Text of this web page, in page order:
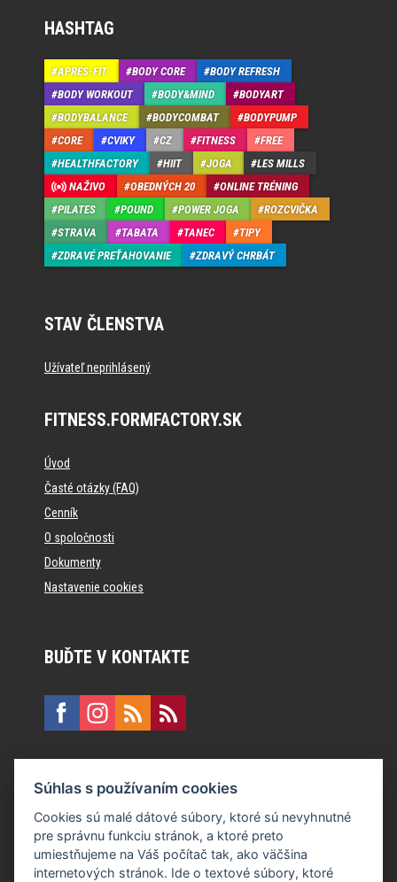
HASHTAG
APRÉS-FIT BODY CORE
BODY REFRESH
BODY WORKOUT
BODY&MIND
BODYART
BODYBALANCE
BODYCOMBAT
BODYPUMP
CORE
CVIKY CZ FITNESS
FREE
HEALTHFACTORY
HIIT JOGA
LES MILLS
NAŽIVO
OBEDNÝCH 20
ONLINE TRÉNING
PILATES
POUND POWER JOGA
ROZCVIČKA
STRAVA
TABATA TANEC
TIPY
ZDRAVÉ PREŤAHOVANIE
ZDRAVÝ CHRBÁT
STAV ČLENSTVA
Užívateľ neprihlásený
FITNESS.FORMFACTORY.SK
Úvod
Časté otázky (FAQ)
Cenník
O spoločnosti
Dokumenty
Nastavenie cookies
BUĎTE V KONTAKTE
E:recepcia@formfactory.sk
Form Factory Slovakia s.r.o., Ružová dolina 480/6, 821 08
Bratislava
Súhlas s používaním cookies
Cookies sú malé dátové súbory, ktoré sú nevyhnutné
pre správnu funkciu stránok, a ktoré preto
umiestňujeme na Váš počítač tak, ako väčšina
internetových stránok. Ide o textové súbory, ktoré